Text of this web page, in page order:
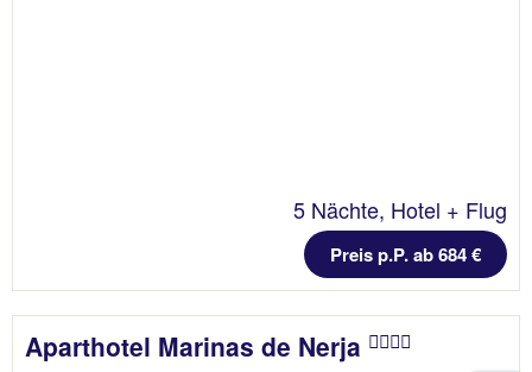
5 Nächte, Hotel + Flug
Preis p.P. ab 684 €
Aparthotel Marinas de Nerja